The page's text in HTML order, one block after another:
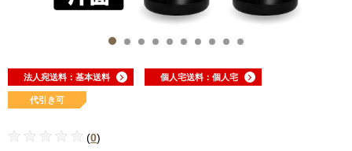
法人宛送料：基本送料 個人宅送料：個人宅
代引き可
(0)